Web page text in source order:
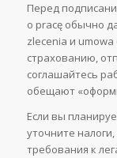
Перед
o pracę обычно
zlecenia и umowa
страхованию,
соглашайтесь
обещают
Если вы
уточните
требования к